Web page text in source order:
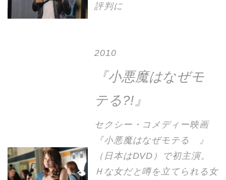
評判に
2010
『小悪魔はなぜモ
テる?!』
セクシー・コメディー映画
『小悪魔はなぜモテる 』
（日本はDVD）で初主演。
Ｈな女だと噂を立てられる女